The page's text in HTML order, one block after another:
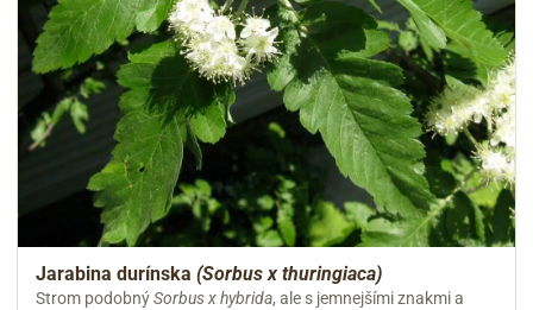
Jarabina durínska (Sorbus x thuringiaca)
Strom podobnýSorbus x hybrida, ale s jemnejšími znakmi a